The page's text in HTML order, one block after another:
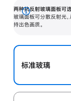
两种抗反射玻璃面板可选
玻璃面板可分散反射光
持出色画质。
展
开
标准玻璃